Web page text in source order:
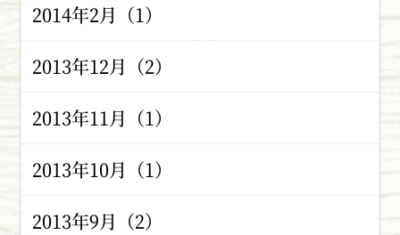
2014年2月（1）
2013年12月（2）
2013年11月（1）
2013年10月（1）
2013年9月（2）